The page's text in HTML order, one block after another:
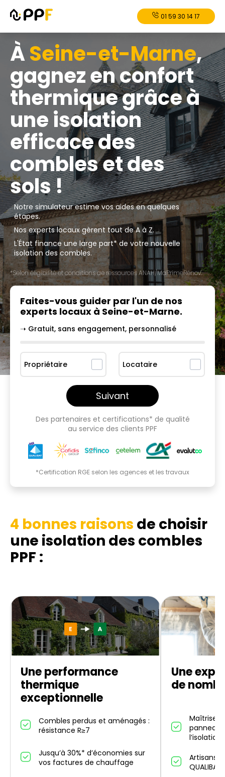
01 59 30 14 17
ÀSeine-et-Marne,
gagnez en confort
thermique grâce à
une isolation
efficace des
combles et des
sols !
Notre simulateur estime vos aides en quelques
étapes.
Nos experts locaux gèrent tout de A à Z.
L'État finance une large part* de votre nouvelle
isolation des combles.
*Selon éligibilité et conditions de ressources ANAH/MaPrimeRénov'.
Faites-vous guider par l'un de nos
experts locaux à Seine-et-Marne.
➝ Gratuit, sans engagement, personnalisé
Propriétaire Locataire
Suivant
Des partenaires et certifications* de qualité
au service des clients PPF
*Certification RGE selon les agences et les travaux
4 bonnes raisons de choisir
une isolation des combles
PPF :
Une performance
thermique
exceptionnelle
Combles perdus et aménagés :
résistance R≥7
Jusqu’à 30%* d’économies sur
vos factures de chauffage
Une
de
Maîtrise
Artisans
QUALIBAT